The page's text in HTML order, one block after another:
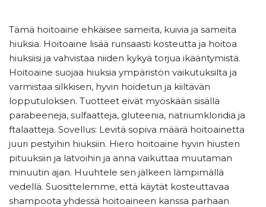
Tämä hoitoaine ehkäisee sameita, kuivia ja sameita
hiuksia. Hoitoaine lisää runsaasti kosteutta ja hoitoa
hiuksiisi ja vahvistaa niiden kykyä torjua ikääntymistä.
Hoitoaine suojaa hiuksia ympäristön vaikutuksilta ja
varmistaa silkkisen, hyvin hoidetun ja kiiltävän
lopputuloksen. Tuotteet eivät myöskään sisällä
parabeeneja, sulfaatteja, gluteenia, natriumkloridia ja
ftalaatteja. Sovellus: Levitä sopiva määrä hoitoainetta
juuri pestyihin hiuksiin. Hiero hoitoaine hyvin hiusten
pituuksiin ja latvoihin ja anna vaikuttaa muutaman
minuutin ajan. Huuhtele sen jälkeen lämpimällä
vedellä. Suosittelemme, että käytät kosteuttavaa
shampoota yhdessä hoitoaineen kanssa parhaan